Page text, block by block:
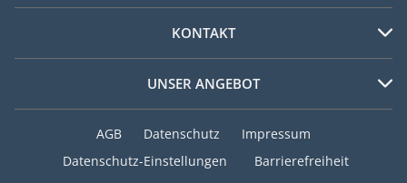
KONTAKT
Sa 9:00 – 14:00 Uhr
UNSER ANGEBOT
Bunte
AGB Datenschutz
Impressum
Datenschutz-Einstellungen
Barrierefreiheit